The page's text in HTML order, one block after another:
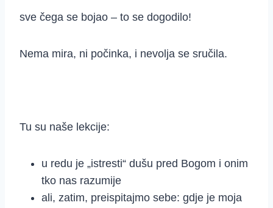
sve čega se bojao – to se dogodilo!
Nema mira, ni počinka, i nevolja se sručila.
Tu su naše lekcije:
u redu je „istresti“ dušu pred Bogom i onim
tko nas razumije
ali, zatim, preispitajmo sebe: gdje je moja